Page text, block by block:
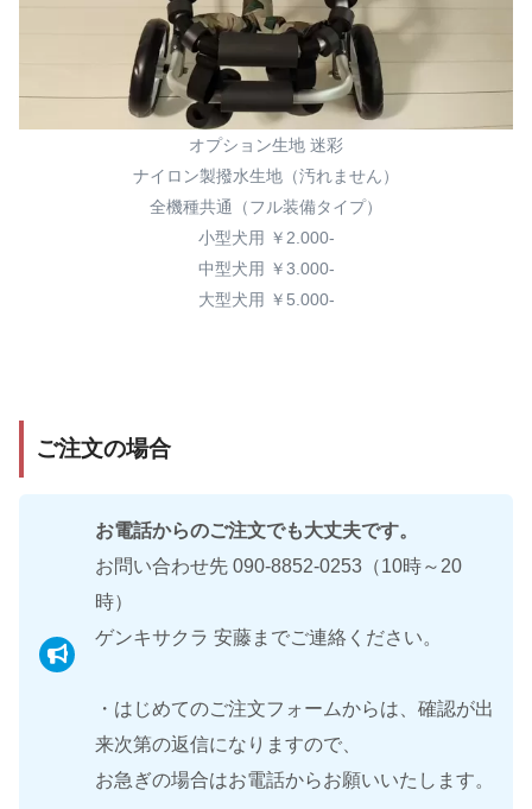
オプション生地 迷彩
ナイロン製撥水生地（汚れません）
全機種共通（フル装備タイプ）
小型犬用 ￥2.000-
中型犬用 ￥3.000-
大型犬用 ￥5.000-
ご注文の場合
お電話からのご注文でも大丈夫です。
お問い合わせ先 090-8852-0253（10時～20
時）
ゲンキサクラ 安藤までご連絡ください。
・はじめてのご注文フォームからは、確認が出
来次第の返信になりますので、
お急ぎの場合はお電話からお願いいたします。